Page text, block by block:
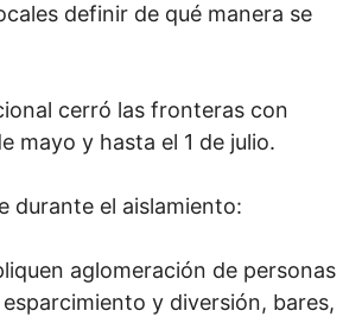
definir de qué manera se
cerró las fronteras con
mayo y hasta el 1 de julio.
durante el aislamiento:
aglomeración de personas
y diversión, bares,